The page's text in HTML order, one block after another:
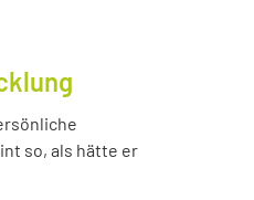
so, als hätte er